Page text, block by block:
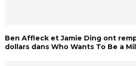
Ben Affleck et Jamie Ding ont
dollars dans Who Wants To Be a